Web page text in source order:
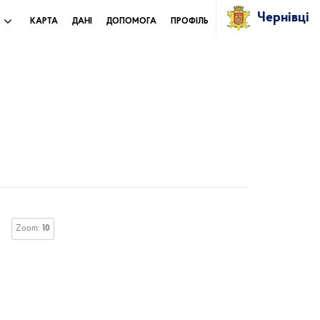
КАРТА ДАНІ ДОПОМОГА ПРОФІЛЬ Чернівці
Zoom: 10